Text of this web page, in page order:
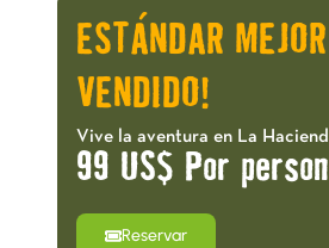
ESTÁNDAR MEJOR
VENDIDO!
Vive la aventura en La
99 US$ Por
Reservar